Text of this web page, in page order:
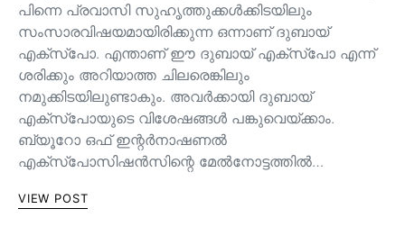
പിന്നെ പ്രവാസി സുഹൃത്തുക്കൾക്കിടയിലും
സംസാരവിഷയമായിരിക്കുന്ന ഒന്നാണ് ദുബായ്
എക്സ്പോ. എന്താണ് ഈ ദുബായ് എക്സ്പോ എന്ന്
ശരിക്കും അറിയാത്ത ചിലരെങ്കിലും
നമുക്കിടയിലുണ്ടാകും. അവർക്കായി ദുബായ്
എക്സ്പോയുടെ വിശേഷങ്ങൾ പങ്കുവെയ്ക്കാം.
ബ്യൂറോ ഒഫ് ഇന്റർനാഷണൽ
എക്സ്പോസിഷൻസിന്റെ മേൽനോട്ടത്തിൽ…
VIEW POST